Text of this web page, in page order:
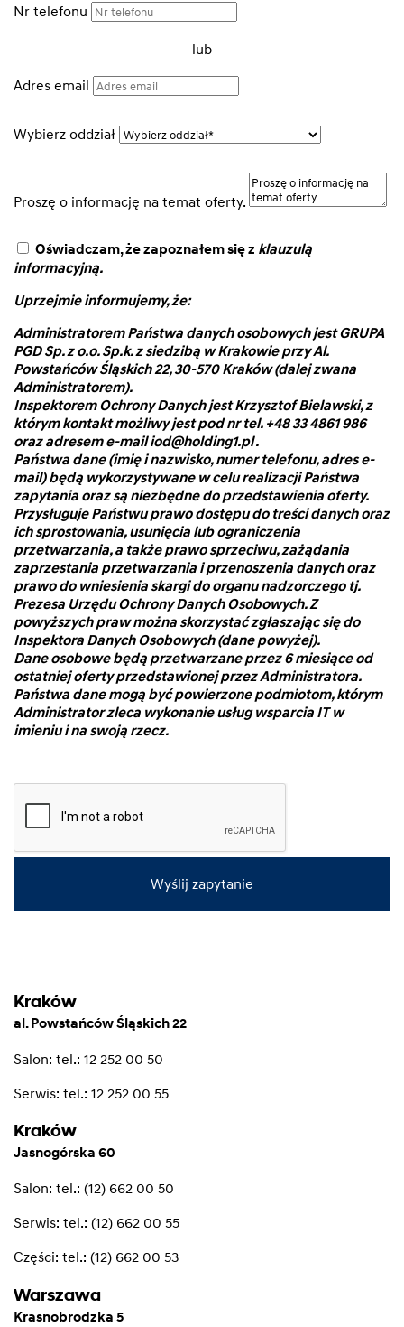
Nr telefonu
lub
Adres email
Wybierz oddział
Proszę o informację na temat oferty.
Oświadczam, że zapoznałem się z klauzulą
informacyjną.
Uprzejmie informujemy, że:
Administratorem Państwa danych osobowych jest GRUPA
PGD Sp. z o.o. Sp.k. z siedzibą w Krakowie przy Al.
Powstańców Śląskich 22, 30-570 Kraków (dalej zwana
Administratorem).
Inspektorem Ochrony Danych jest Krzysztof Bielawski, z
którym kontakt możliwy jest pod nr tel. +48 33 4861 986
oraz adresem e-mail iod@holding1.pl .
Państwa dane (imię i nazwisko, numer telefonu, adres e-
mail) będą wykorzystywane w celu realizacji Państwa
zapytania oraz są niezbędne do przedstawienia oferty.
Przysługuje Państwu prawo dostępu do treści danych oraz
ich sprostowania, usunięcia lub ograniczenia
przetwarzania, a także prawo sprzeciwu, zażądania
zaprzestania przetwarzania i przenoszenia danych oraz
prawo do wniesienia skargi do organu nadzorczego tj.
Prezesa Urzędu Ochrony Danych Osobowych. Z
powyższych praw można skorzystać zgłaszając się do
Inspektora Danych Osobowych (dane powyżej).
Dane osobowe będą przetwarzane przez 6 miesiące od
ostatniej oferty przedstawionej przez Administratora.
Państwa dane mogą być powierzone podmiotom, którym
Administrator zleca wykonanie usług wsparcia IT w
imieniu i na swoją rzecz.
Wyślij zapytanie
Kraków
al. Powstańców Śląskich 22
Salon: tel.: 12 252 00 50
Serwis: tel.: 12 252 00 55
Kraków
Jasnogórska 60
Salon: tel.: (12) 662 00 50
Serwis: tel.: (12) 662 00 55
Części: tel.: (12) 662 00 53
Warszawa
Krasnobrodzka 5